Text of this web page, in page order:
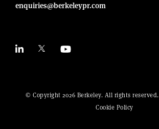
enquiries@berkeleypr.com
© Copyright 2026 Berkeley. All rights reserved.
Cookie Policy